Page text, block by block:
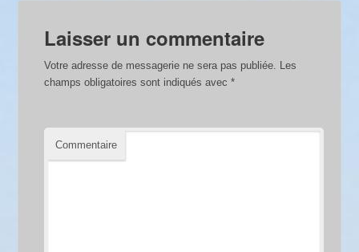
Laisser un commentaire
Votre adresse de messagerie ne sera pas publiée.
Les
champs obligatoires sont indiqués avec*
Commentaire